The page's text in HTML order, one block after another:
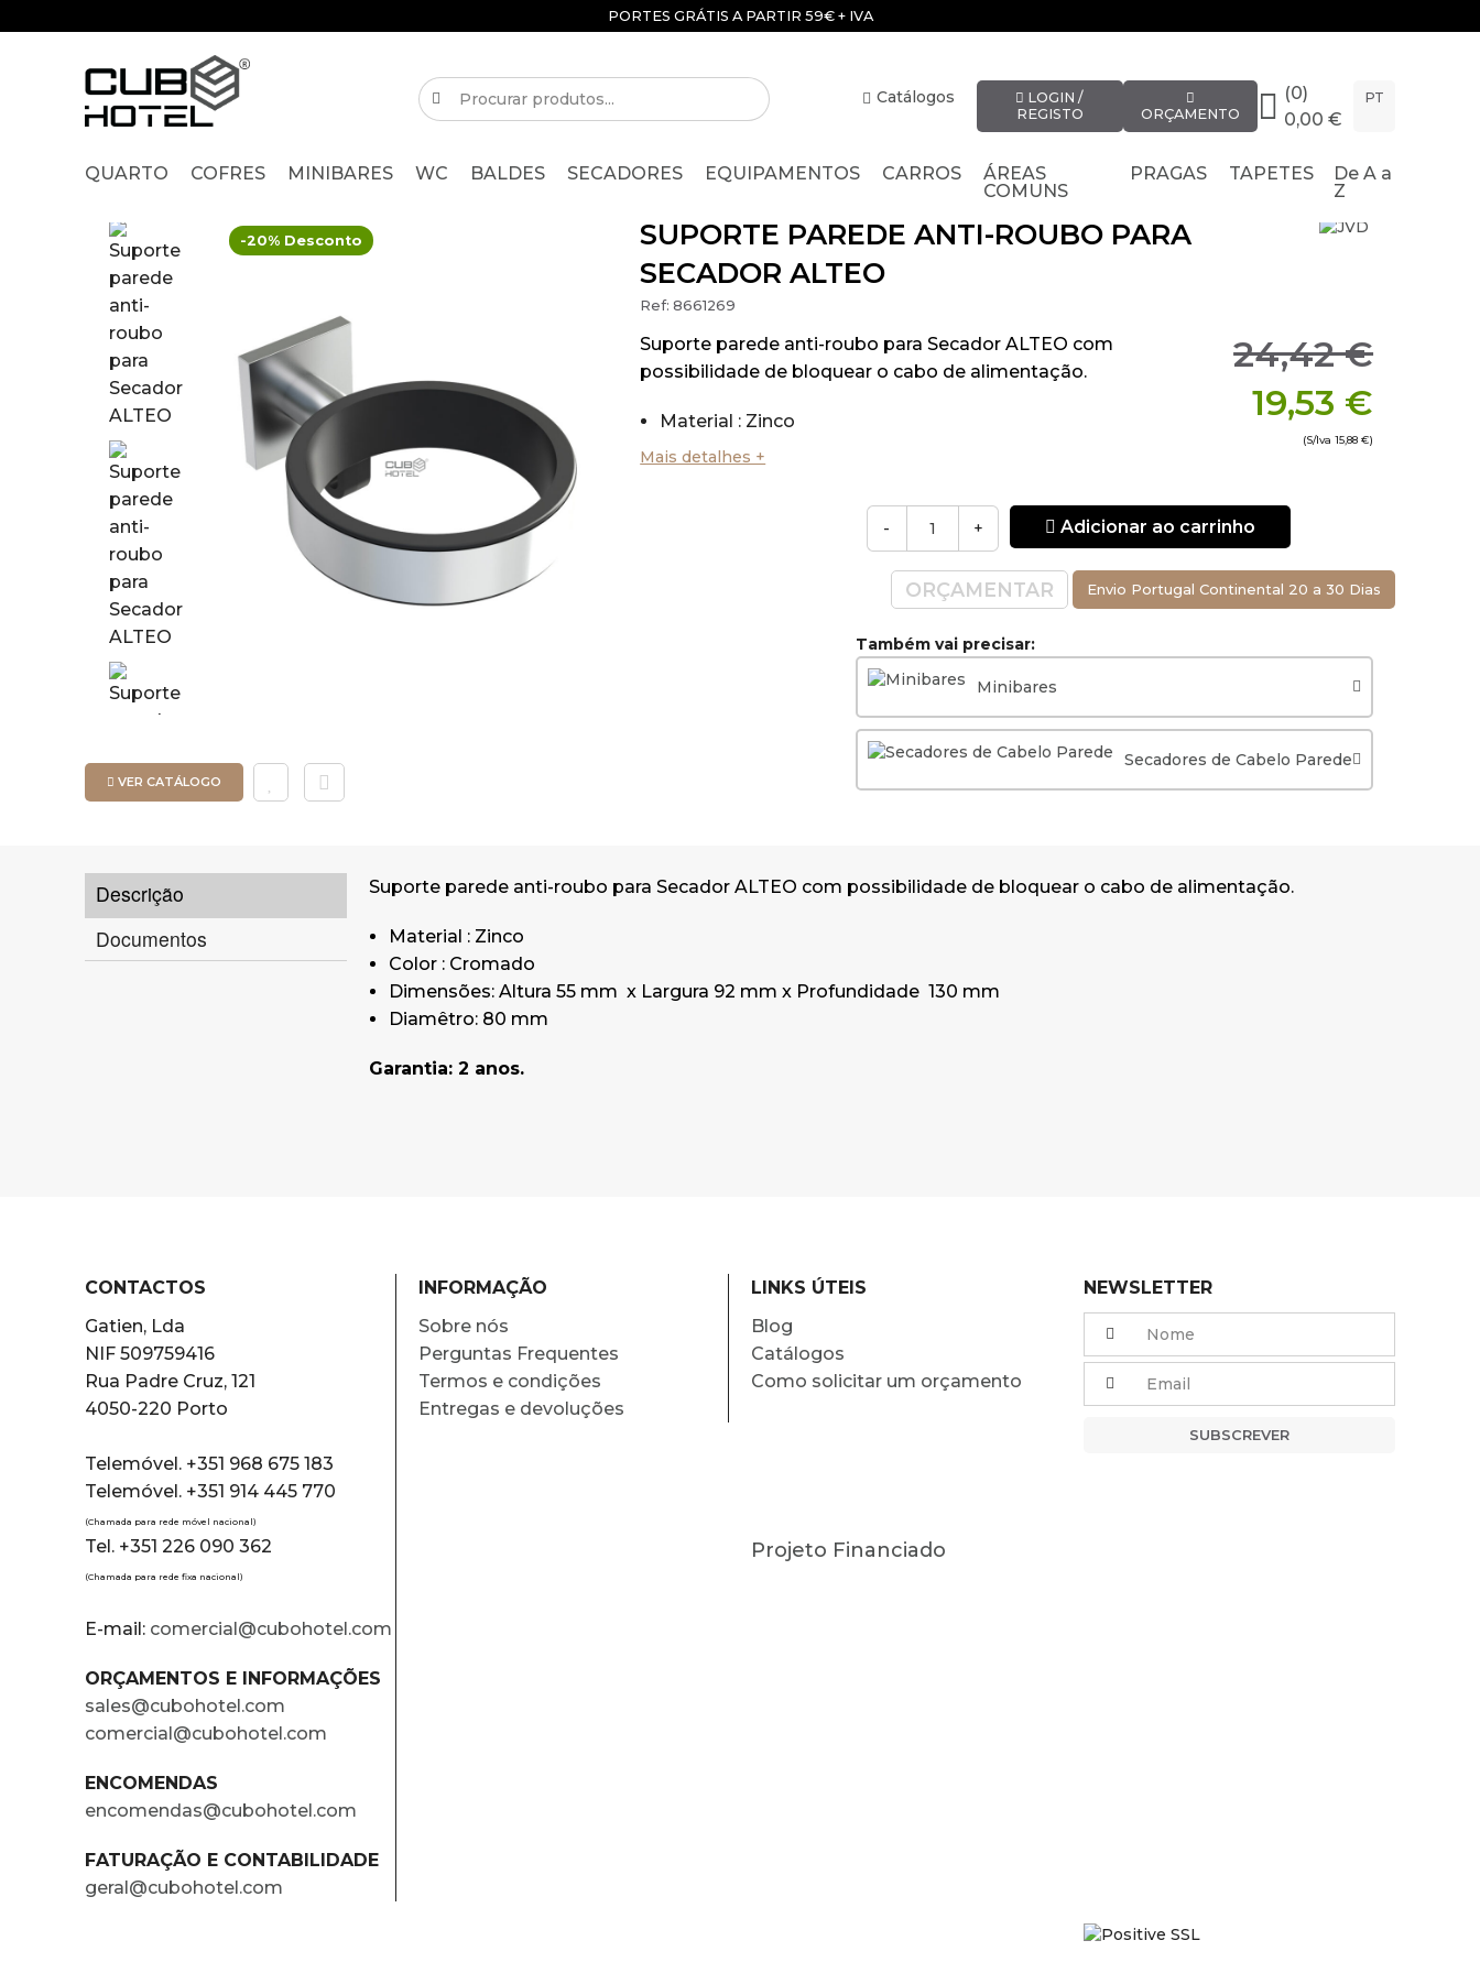
PORTES GRÁTIS A PARTIR 59€ + IVA
Catálogos
LOGIN /
REGISTO
ORÇAMENTO
(0)
0,00 €
PT
QUARTO COFRES MINIBARES WC BALDES SECADORES EQUIPAMENTOS CARROS
ÁREAS
COMUNS
PRAGAS TAPETES
De A a
Z
-20% Desconto
VER CATÁLOGO
SUPORTE PAREDE ANTI-ROUBO PARA
SECADOR ALTEO
Ref:8661269
24,42 €
19,53 €
(S/Iva 15,88 €)
Suporte parede anti-roubo para Secador ALTEO com
possibilidade de bloquear o cabo de alimentação.
Material : Zinco
Color : Cromado
Mais detalhes +
- + Adicionar ao carrinho
ORÇAMENTAR Envio Portugal Continental 20 a 30 Dias
Também vai precisar:
Minibares
Secadores de Cabelo Parede
Descrição
Documentos
Suporte parede anti-roubo para Secador ALTEO com possibilidade de bloquear o cabo de alimentação.
Material : Zinco
Color : Cromado
Dimensões: Altura 55 mm x Largura 92 mm x Profundidade 130 mm
Diamêtro: 80 mm
Garantia: 2 anos.
CONTACTOS
Gatien, Lda
NIF 509759416
Rua Padre Cruz, 121
4050-220 Porto
Telemóvel. +351 968 675 183
Telemóvel. +351 914 445 770
(Chamada para rede móvel nacional)
Tel. +351 226 090 362
(Chamada para rede fixa nacional)
E-mail: comercial@cubohotel.com
ORÇAMENTOS E INFORMAÇÕES
sales@cubohotel.com
comercial@cubohotel.com
ENCOMENDAS
encomendas@cubohotel.com
FATURAÇÃO E CONTABILIDADE
geral@cubohotel.com
INFORMAÇÃO
Sobre nós
Perguntas Frequentes
Termos e condições
Entregas e devoluções
LINKS ÚTEIS
Blog
Catálogos
Como solicitar um orçamento
Projeto Financiado
NEWSLETTER
SUBSCREVER